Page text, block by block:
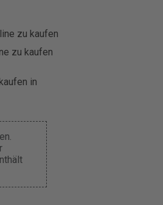
zu kaufen
zu kaufen
in